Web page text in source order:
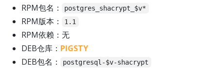
RPM包名：
postgres_shacrypt_$v*
RPM版本： 1.1
RPM依赖：无
DEB仓库： PIGSTY
DEB包名：
postgresql-$v-shacrypt